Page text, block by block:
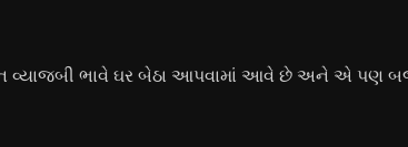
ભાવે ઘર બેઠા આપવામાં આવે છે અને એ પણ